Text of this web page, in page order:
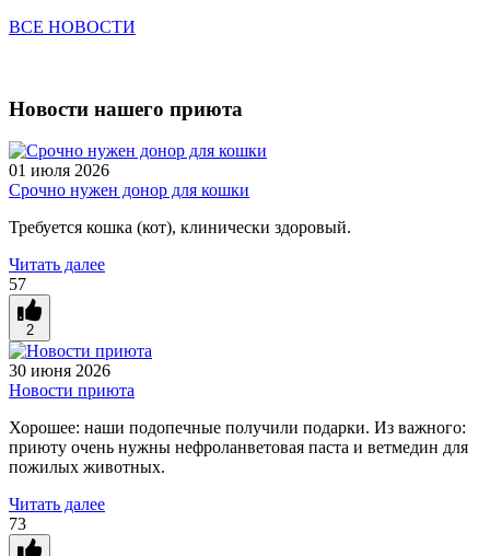
ВСЕ НОВОСТИ
Новости нашего приюта
01 июля 2026
Срочно нужен донор для кошки
Требуется кошка (кот), клинически здоровый.
Читать далее
57
2
30 июня 2026
Новости приюта
Хорошее: наши подопечные получили подарки. Из важного:
приюту очень нужны нефроланветовая паста и ветмедин для
пожилых животных.
Читать далее
73